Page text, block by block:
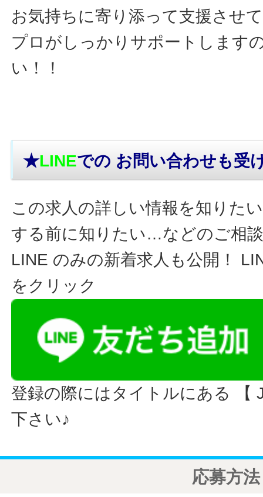
お気持ちに寄り添って支援させ
プロがしっかりサポートします
い！！
★LINEでの お問い合わせも受
この求人の詳しい情報を知りた
する前に知りたい…などのご相
LINE のみの新着求人も公開！
をクリック
登録の際にはタイトルにある 【
下さい♪
応募方法